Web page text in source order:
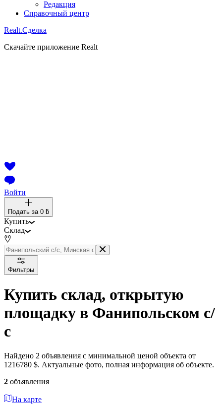
Редакция
Справочный центр
Realt.Сделка
Скачайте приложение Realt
Войти
Подать за 0 ƃ
Купить
Склад
Фильтры
Купить склад, открытую
площадку в Фанипольском с/
с
Найдено 2 объявления с минимальной ценой объекта от
1216780 $. Актуальные фото, полная информация об объекте.
2 объявления
На карте